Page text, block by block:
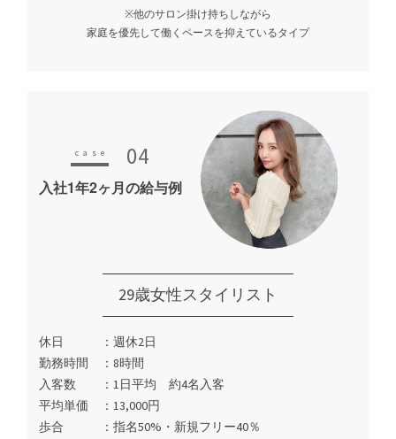
※他のサロン掛け持ちしながら
家庭を優先して働くペースを抑えているタイプ
04
入社1年2ヶ月の給与例
29歳女性スタイリスト
休日
週休2日
勤務時間
8時間
入客数
1日平均 約4名入客
平均単価
13,000円
歩合
指名50%・新規フリー40％